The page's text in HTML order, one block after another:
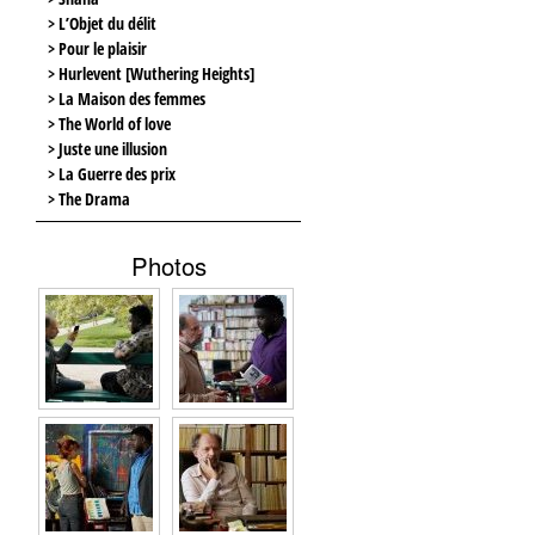
> L’Objet du délit
> Pour le plaisir
> Hurlevent [Wuthering Heights]
> La Maison des femmes
> The World of love
> Juste une illusion
> La Guerre des prix
> The Drama
Photos